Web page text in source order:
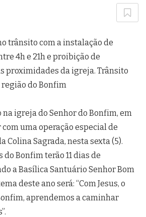
trânsito com a instalação de
4h e 21h e proibição de
proximidades da igreja. Trânsito
do Bonfim
na igreja do Senhor do Bonfim, em
uma operação especial de
Colina Sagrada, nesta sexta (5).
do Bonfim terão 11 dias de
a Basílica Santuário Senhor Bom
deste ano será: “Com Jesus, o
aprendemos a caminhar